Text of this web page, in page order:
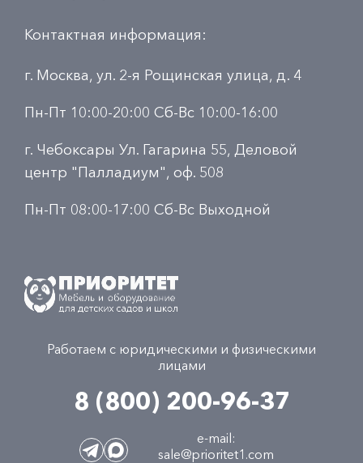
Контактная информация:
г. Москва, ул. 2-я Рощинская улица, д. 4
Пн-Пт 10:00-20:00 Сб-Вс 10:00-16:00
г. Чебоксары Ул. Гагарина 55, Деловой
центр "Палладиум", оф. 508
Пн-Пт 08:00-17:00 Сб-Вс Выходной
Работаем с юридическими и физическими
лицами
8 (800) 200-96-37
e-mail:
sale@prioritet1.com